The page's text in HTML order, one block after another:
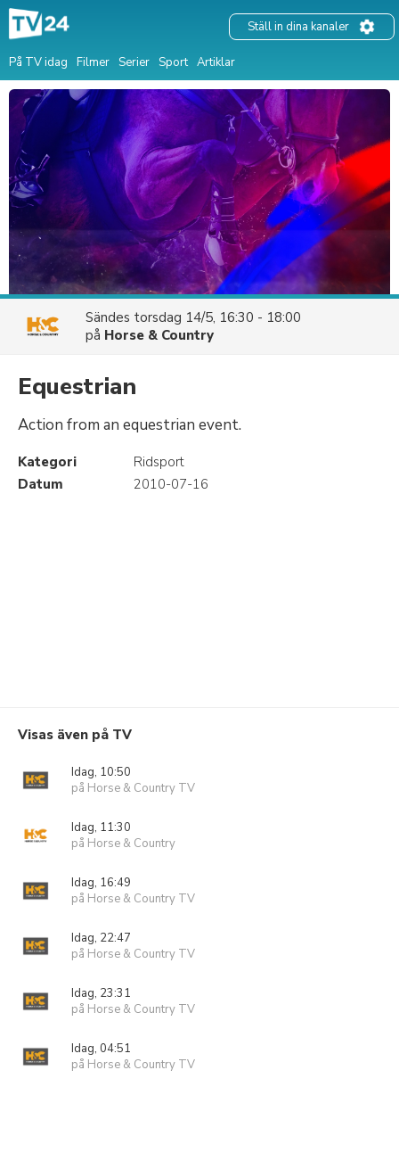
På TV idag Filmer Serier Sport Artiklar
Ställ in dina kanaler
Sändes torsdag 14/5, 16:30 - 18:00
på Horse & Country
Equestrian
Action from an equestrian event.
Kategori
Ridsport
Datum
2010-07-16
Visas även på TV
Idag, 10:50
på Horse & Country TV
Idag, 11:30
på Horse & Country
Idag, 16:49
på Horse & Country TV
Idag, 22:47
på Horse & Country TV
Idag, 23:31
på Horse & Country TV
Idag, 04:51
på Horse & Country TV